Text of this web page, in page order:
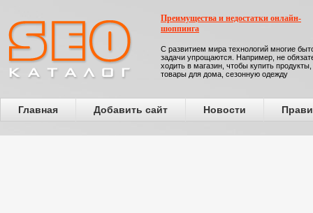
Преимущества и недостатки онлайн-
шоппинга
С развитием мира технологий многие
задачи упрощаются. Например, не
ходить в магазин, чтобы купить продукты,
товары для дома, сезонную одежду
Главная Добавить сайт Новости